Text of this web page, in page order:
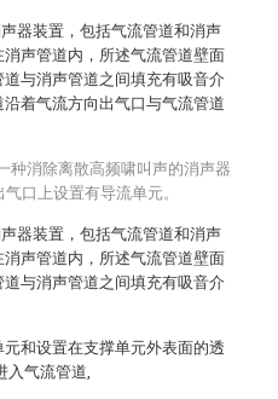
器装置，包括气流管道和消声
声管道内，所述气流管道壁面
与消声管道之间填充有吸音介
着气流方向出气口与气流管道
种消除离散高频啸叫声的消声器
口上设置有导流单元。
器装置，包括气流管道和消声
声管道内，所述气流管道壁面
与消声管道之间填充有吸音介
和设置在支撑单元外表面的透
入气流管道,